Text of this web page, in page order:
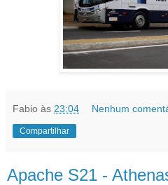
Fabio às 23:04 Nenhum
Compartilhar
Apache S21 -